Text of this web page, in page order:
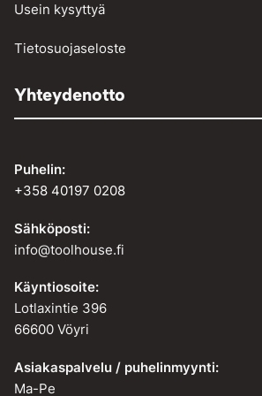
Usein kysyttyä
Tietosuojaseloste
Yhteydenotto
Puhelin:
+358 40197 0208
Sähköposti:
info@toolhouse.fi
Käyntiosoite:
Lotlaxintie 396
66600 Vöyri
Asiakaspalvelu / puhelinmyynti:
Ma-Pe